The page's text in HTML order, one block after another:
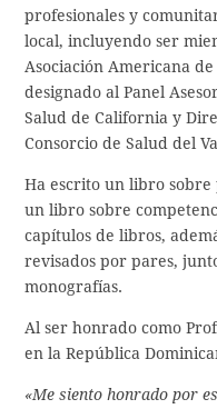
profesionales y
local, incluyendo ser
Asociación Americana
designado al Panel
Salud de California y
Consorcio de Salud del
Ha escrito un libro sobre
un libro sobre
capítulos de libros,
revisados por pares,
monografías.
Al ser honrado como
en la República
«Me siento honrado por